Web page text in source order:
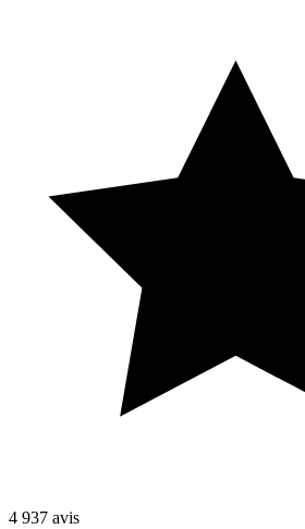
4 937 avis